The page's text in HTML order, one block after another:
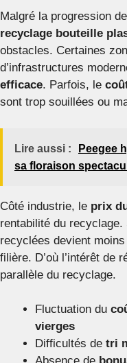
Malgré la progression
recyclage bouteille
obstacles. Certaines
d’infrastructures
efficace. Parfois, le
sont trop souillées ou
Lire aussi :
Peegee
sa floraison
Côté industrie, le prix
rentabilité du recyclage.
recyclées devient
filière. D’où l’intérêt de
parallèle du recyclage.
Fluctuation du
vierges
Difficultés de tri